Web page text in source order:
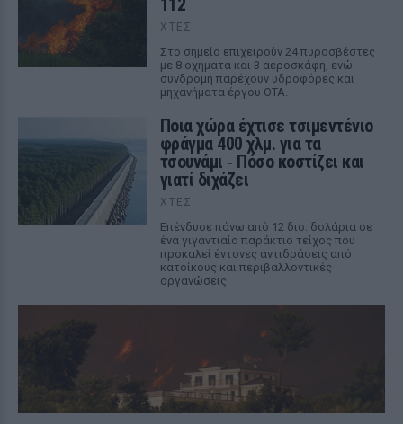
112
ΧΤΕΣ
Στο σημείο επιχειρούν 24 πυροσβέστες
με 8 οχήματα και 3 αεροσκάφη, ενώ
συνδρομή παρέχουν υδροφόρες και
μηχανήματα έργου ΟΤΑ.
Ποια χώρα έχτισε τσιμεντένιο
φράγμα 400 χλμ. για τα
τσουνάμι ‑ Πόσο κοστίζει και
γιατί διχάζει
ΧΤΕΣ
Επένδυσε πάνω από 12 δισ. δολάρια σε
ένα γιγαντιαίο παράκτιο τείχος που
προκαλεί έντονες αντιδράσεις από
κατοίκους και περιβαλλοντικές
οργανώσεις